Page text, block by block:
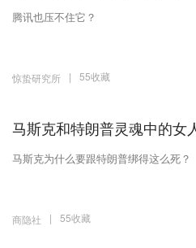
腾讯也压不住它？
惊蛰研究所 | 55收藏
马斯克和特朗普灵魂中的女
马斯克为什么要跟特朗普绑得这么死？
商隐社 | 55收藏